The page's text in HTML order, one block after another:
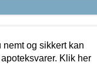
og sikkert kan
Klik her